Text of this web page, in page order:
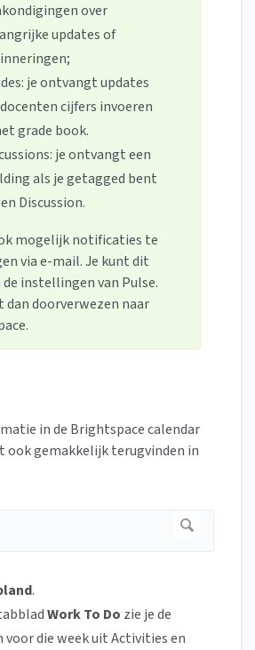
over
updates of
je ontvangt updates
cijfers invoeren
grade book.
je ontvangt een
als je getagged bent
Discussion.
mogelijk notificaties te
via e-mail. Je kunt dit
de instellingen van Pulse.
dan doorverwezen naar
in de Brightspace calendar
ook gemakkelijk terugvinden in
.
Work To Do zie je de
die week uit Activities en